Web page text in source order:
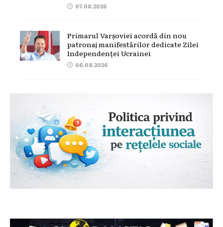
07.08.2026
Primarul Varșoviei acordă din nou
patronaj manifestărilor dedicate Zilei
Independenței Ucrainei
06.08.2026